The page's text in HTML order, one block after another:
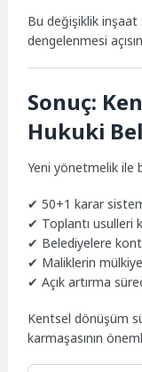
Bu değişiklik
dengelenmesi
Sonuç:
Hukuki
Yeni yönetmelik ile
✔ 50+1 karar
✔ Toplantı usulleri
✔ Belediyelere
✔ Maliklerin
✔ Açık artırma
Kentsel dönüşüm
karmaşasının